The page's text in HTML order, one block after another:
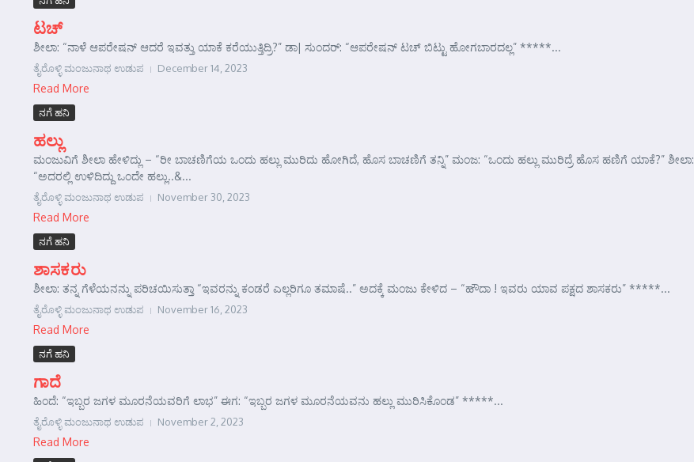
ಟಚ್
ಶೀಲಾ: “ನಾಳೆ ಆಪರೇಷನ್ ಆದರೆ ಇವತ್ತು ಯಾಕೆ ಕರೆಯುತ್ತಿದ್ರಿ?” ಡಾ| ಸುಂದರ್‌: “ಆಪರೇಷನ್ ಟಚ್ ಬಿಟ್ಟು ಹೋಗಬಾರದಲ್ಲ” *****...
ತೈರೊಳ್ಳಿ ಮಂಜುನಾಥ ಉಡುಪ December 14, 2023
Read More
ನಗೆ ಹನಿ
ಹಲ್ಲು
ಮಂಜುವಿಗೆ ಶೀಲಾ ಹೇಳಿದ್ಲು – “ರೀ ಬಾಚಣಿಗೆಯ ಒಂದು ಹಲ್ಲು ಮುರಿದು ಹೋಗಿದೆ, ಹೊಸ ಬಾಚಣಿಗೆ ತನ್ನಿ” ಮಂಜ: “ಒಂದು ಹಲ್ಲು ಮುರಿದ್ರೆ ಹೊಸ ಹಣಿಗೆ ಯಾಕೆ?” ಶೀಲಾ:
“ಅದರಲ್ಲಿ ಉಳಿದಿದ್ದು ಒಂದೇ ಹಲ್ಲು..&...
ತೈರೊಳ್ಳಿ ಮಂಜುನಾಥ ಉಡುಪ November 30, 2023
Read More
ನಗೆ ಹನಿ
ಶಾಸಕರು
ಶೀಲಾ: ತನ್ನ ಗೆಳೆಯನನ್ನು ಪರಿಚಯಿಸುತ್ತಾ “ಇವರನ್ನು ಕಂಡರೆ ಎಲ್ಲರಿಗೂ ತಮಾಷೆ..” ಅದಕ್ಕೆ ಮಂಜು ಕೇಳಿದ – “ಹೌದಾ ! ಇವರು ಯಾವ ಪಕ್ಷದ ಶಾಸಕರು” *****...
ತೈರೊಳ್ಳಿ ಮಂಜುನಾಥ ಉಡುಪ November 16, 2023
Read More
ನಗೆ ಹನಿ
ಗಾದೆ
ಹಿಂದೆ: “ಇಬ್ಬರ ಜಗಳ ಮೂರನೆಯವರಿಗೆ ಲಾಭ” ಈಗ: “ಇಬ್ಬರ ಜಗಳ ಮೂರನೆಯವನು ಹಲ್ಲು ಮುರಿಸಿಕೊಂಡ” *****...
ತೈರೊಳ್ಳಿ ಮಂಜುನಾಥ ಉಡುಪ November 2, 2023
Read More